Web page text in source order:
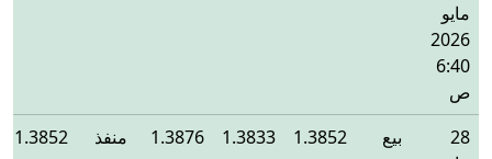
مايو
2026
6:40
ص
28
بيع 1.3852
1.3833
1.3876 منفذ 1.3852